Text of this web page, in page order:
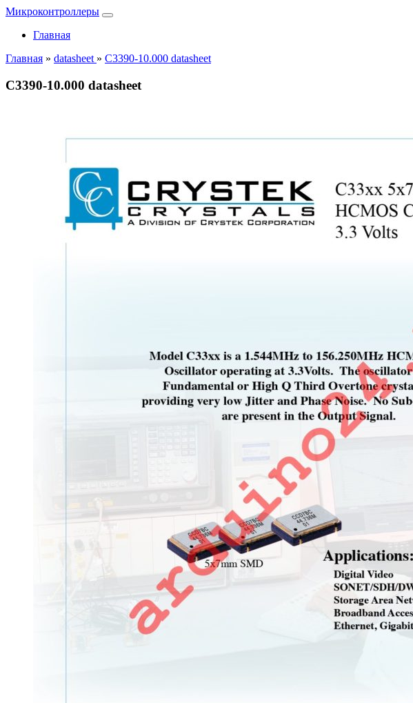
Микроконтроллеры
Главная
Главная » datasheet » C3390-10.000 datasheet
C3390-10.000 datasheet